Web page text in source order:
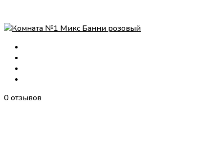
0 отзывов